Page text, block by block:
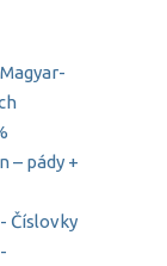
– pády +
Číslovky